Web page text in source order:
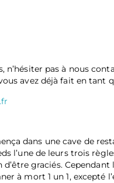
n’hésiter pas à nous
avez déjà fait en tant
dans une cave de
l’une de leurs trois
graciés.
à mort 1 un 1, excepté